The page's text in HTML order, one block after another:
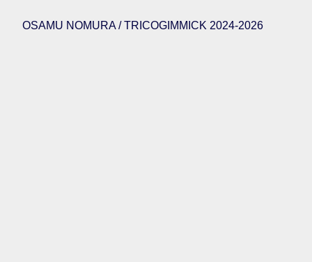
OSAMU NOMURA / TRICOGIMMICK 2024-2026